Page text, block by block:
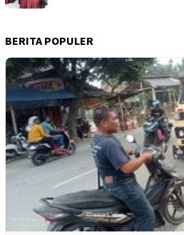
BERITA POPULER